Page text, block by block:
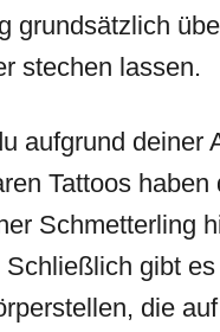
grundsätzlich
stechen lassen.
aufgrund deiner
Tattoos haben
Schmetterling
Schließlich gibt es
die